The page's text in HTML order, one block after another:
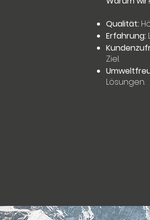
Qualität:
Erfahrung:
Ziel.
Lösungen.